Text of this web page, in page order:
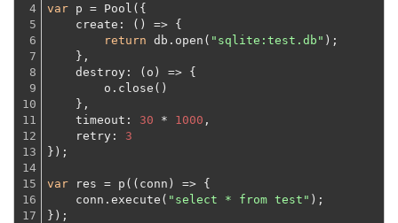
4
5
6
7
8
9
10
11
12
13
14
15
16
17
var p = Pool({
create : () => {
return db.open( "sqlite:test.db" );
    },
destroy : ( o ) => {
        o.close()
    },
timeout : 30 * 1000 ,
retry : 3
});
var res = p( ( conn ) => {
    conn.execute(
"select * from test" );
});